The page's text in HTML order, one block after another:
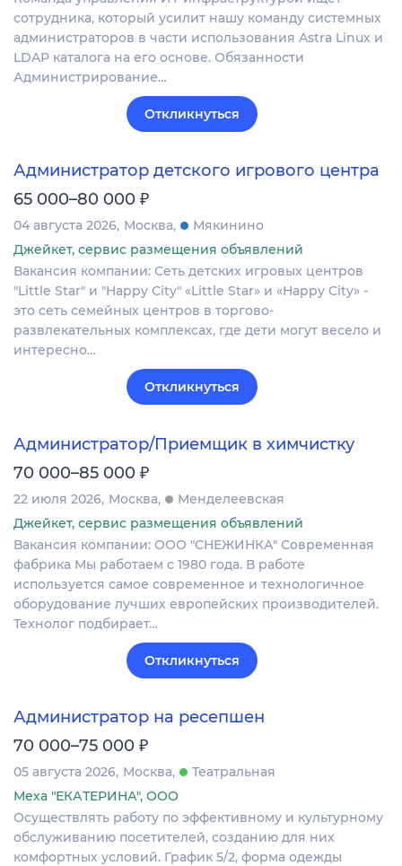
сотрудника, который усилит нашу команду системных
администраторов в части использования Astra Linux и
LDAP каталога на его основе. Обязанности
Администрирование…
Откликнуться
Администратор детского игрового центра
65 000–80 000 ₽
04 августа 2026 Москва
Мякинино
Джейкет, сервис размещения объявлений
Вакансия компании: Сеть детских игровых центров
"Little Star" и "Happy City" «Little Star» и «Happy City» -
это сеть семейных центров в торгово-
развлекательных комплексах, где дети могут весело и
интересно…
Откликнуться
Администратор/Приемщик в химчистку
70 000–85 000 ₽
22 июля 2026 Москва
Менделеевская
Джейкет, сервис размещения объявлений
Вакансия компании: ООО "СНЕЖИНКА" Современная
фабрика Мы работаем с 1980 года. В работе
используется самое современное и технологичное
оборудование лучших европейских производителей.
Технолог подбирает…
Откликнуться
Администратор на ресепшен
70 000–75 000 ₽
05 августа 2026 Москва
Театральная
Меха "ЕКАТЕРИНА", ООО
Осуществлять работу по эффективному и культурному
обслуживанию посетителей, созданию для них
комфортных условий. График 5/2, форма одежды